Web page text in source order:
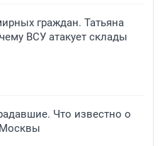
граждан. Татьяна
ВСУ атакует склады
Что известно о